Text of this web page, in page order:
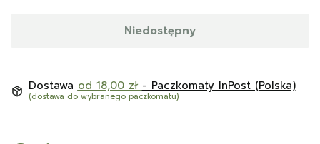
Niedostępny
Dostawa od 18,00 zł - Paczkomaty InPost (Polska)
(dostawa do wybranego paczkomatu)